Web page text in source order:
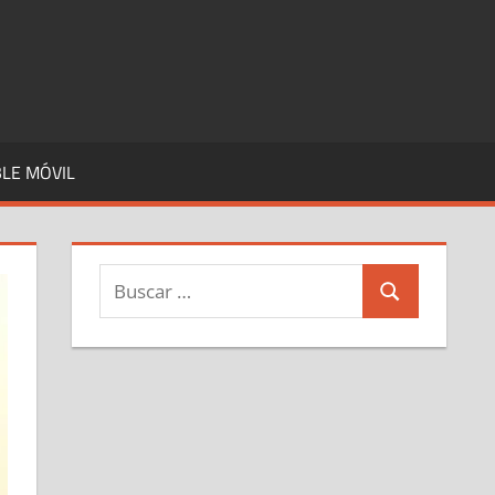
MÓVIL
Buscar:
Buscar